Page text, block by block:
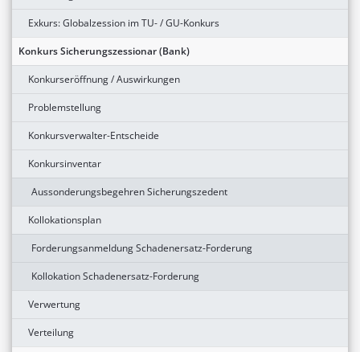
Exkurs: Globalzession im TU- / GU-Konkurs
Konkurs Sicherungszessionar (Bank)
Konkurseröffnung / Auswirkungen
Problemstellung
Konkursverwalter-Entscheide
Konkursinventar
Aussonderungsbegehren Sicherungszedent
Kollokationsplan
Forderungsanmeldung Schadenersatz-Forderung
Kollokation Schadenersatz-Forderung
Verwertung
Verteilung